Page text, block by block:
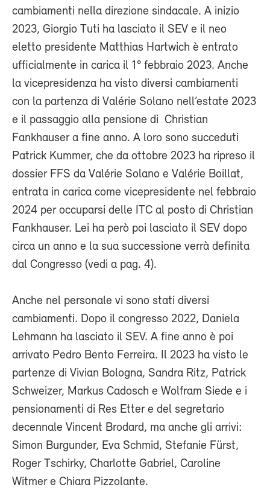
cambiamenti nella direzione sindacale. A inizio
2023, Giorgio Tuti ha lasciato il SEV e il neo
eletto presidente Matthias Hartwich è entrato
ufficialmente in carica il 1° febbraio 2023. Anche
la vicepresidenza ha visto diversi cambiamenti
con la partenza di Valérie Solano nell’estate 2023
e il passaggio alla pensione di Christian
Fankhauser a fine anno. A loro sono succeduti
Patrick Kummer, che da ottobre 2023 ha ripreso il
dossier FFS da Valérie Solano e Valérie Boillat,
entrata in carica come vicepresidente nel febbraio
2024 per occuparsi delle ITC al posto di Christian
Fankhauser. Lei ha però poi lasciato il SEV dopo
circa un anno e la sua successione verrà definita
dal Congresso (vedi a pag. 4).
Anche nel personale vi sono stati diversi
cambiamenti. Dopo il congresso 2022, Daniela
Lehmann ha lasciato il SEV. A fine anno è poi
arrivato Pedro Bento Ferreira. Il 2023 ha visto le
partenze di Vivian Bologna, Sandra Ritz, Patrick
Schweizer, Markus Cadosch e Wolfram Siede e i
pensionamenti di Res Etter e del segretario
decennale Vincent Brodard, ma anche gli arrivi:
Simon Burgunder, Eva Schmid, Stefanie Fürst,
Roger Tschirky, Charlotte Gabriel, Caroline
Witmer e Chiara Pizzolante.